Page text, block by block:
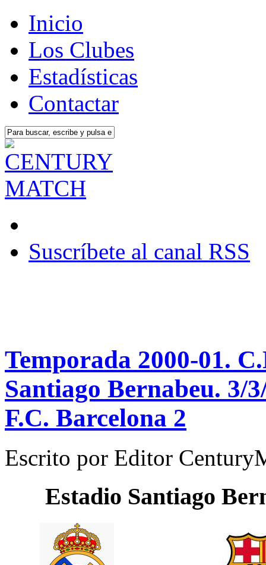
Inicio
Los Clubes
Estadísticas
Contactar
Suscríbete al canal RSS
Temporada 2000-01.
Santiago Bernabeu. 3/
F.C. Barcelona 2
Escrito por Editor
Estadio Santiago